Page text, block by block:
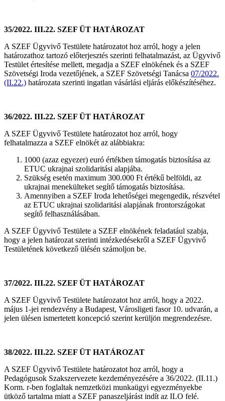
35/2022. III.22. SZEF ÜT HATÁROZAT
A SZEF Ügyvivő Testülete határozatot hoz arról, hogy a jelen
határozathoz tartozó előterjesztés szerinti felhatalmazást, az Ügyvivő
Testület értesítése mellett, megadja a SZEF elnökének és a SZEF
Szövetségi Iroda vezetőjének, a SZEF Szövetségi Tanácsa 07/2022.
(II.22.) határozata szerinti ingatlan vásárlási eljárás előkészítéséhez.
36/2022. III.22. SZEF ÜT HATÁROZAT
A SZEF Ügyvivő Testülete határozatot hoz arról, hogy
felhatalmazza a SZEF elnökét az alábbiakra:
1000 (azaz egyezer) euró értékben támogatás biztosítása az
ETUC ukrajnai szolidaritási alapjába.
Szükség esetén maximum 300.000 Ft értékű belföldi, az
ukrajnai menekülteket segítő támogatás biztosítása.
Amennyiben a SZEF Iroda lehetőségei megengedik, részvétel
az ETUC ukrajnai szolidaritási alapjának frontországokat
segítő felhasználásában.
A SZEF Ügyvivő Testülete a SZEF elnökének feladatául szabja,
hogy a jelen határozat szerinti intézkedésekről a SZEF Ügyvivő
Testületének következő ülésén számoljon be.
37/2022. III.22. SZEF ÜT HATÁROZAT
A SZEF Ügyvivő Testülete határozatot hoz arról, hogy a 2022.
május 1-jei rendezvény a Budapest, Városligeti fasor 10. udvarán, a
jelen ülésen ismertetett koncepció szerint kerüljön megrendezésre.
38/2022. III.22. SZEF ÜT HATÁROZAT
A SZEF Ügyvivő Testülete határozatot hoz arról, hogy a
Pedagógusok Szakszervezete kezdeményezésére a 36/2022. (II.11.)
Korm. r-ben foglaltak nemzetközi munkaügyi egyezményekbe
ütköző tartalma miatt a SZEF panaszeljárást indít az ILO felé.